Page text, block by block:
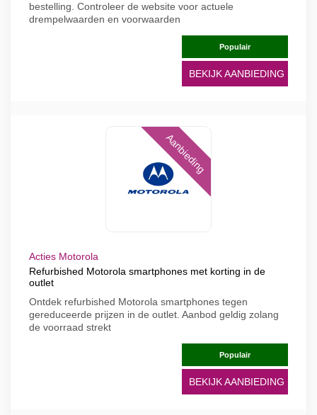
bestelling. Controleer de website voor actuele
drempelwaarden en voorwaarden
Populair
BEKIJK AANBIEDING
Aanbieding
Acties Motorola
Refurbished Motorola smartphones met korting in de
outlet
Ontdek refurbished Motorola smartphones tegen
gereduceerde prijzen in de outlet. Aanbod geldig zolang
de voorraad strekt
Populair
BEKIJK AANBIEDING